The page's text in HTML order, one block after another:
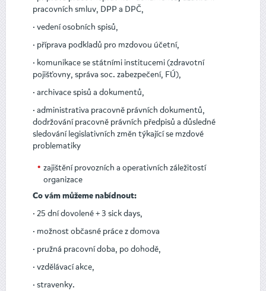
pracovních smluv, DPP a DPČ,
· vedení osobních spisů,
· příprava podkladů pro mzdovou účetní,
· komunikace se státními institucemi (zdravotní
pojišťovny, správa soc. zabezpečení, FÚ),
· archivace spisů a dokumentů,
· administrativa pracovně právních dokumentů,
dodržování pracovně právních předpisů a důsledné
sledování legislativních změn týkající se mzdové
problematiky
zajištění provozních a operativních záležitostí
organizace
Co vám můžeme nabídnout:
· 25 dní dovolené + 3 sick days,
· možnost občasné práce z domova
· pružná pracovní doba, po dohodě,
· vzdělávací akce,
· stravenky.